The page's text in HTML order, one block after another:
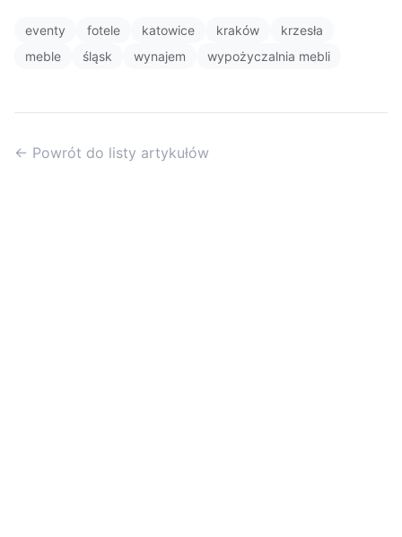
eventy fotele katowice kraków
krzesła
meble
śląsk wynajem wypożyczalnia mebli
← Powrót do listy artykułów